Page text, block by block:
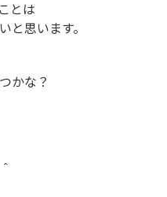
とは
と思います。
かな？